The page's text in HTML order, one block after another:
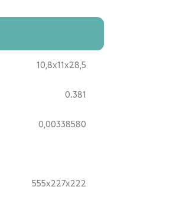
10,8x11x28,5
0.381
0,00338580
555x227x222